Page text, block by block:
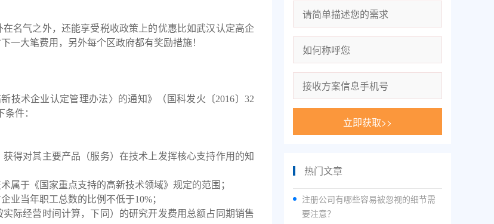
名气之外，还能享受税收政策上的优惠比如武汉认定高企
一大笔费用，另外每个区政府都有奖励措施！
技术企业认定管理办法〉的通知》（国科发火〔2016〕32
件：
得对其主要产品（服务）在技术上发挥核心支持作用的知
属于《国家重点支持的高新技术领域》规定的范围；
业当年职工总数的比例不低于10%；
际经营时间计算，下同）的研究开发费用总额占同期销售
立即获取>>
热门文章
注册公司有哪些容易被忽视的细节需
要注意？